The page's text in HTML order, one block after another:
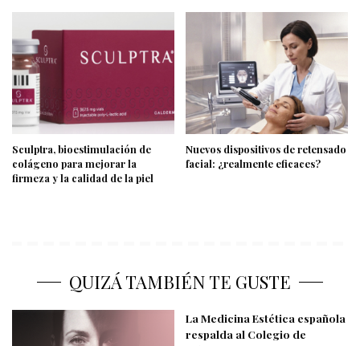
Sculptra, bioestimulación de
colágeno para mejorar la
firmeza y la calidad de la piel
Nuevos dispositivos de retensado
facial: ¿realmente eficaces?
QUIZÁ TAMBIÉN TE GUSTE
La Medicina Estética española
respalda al Colegio de